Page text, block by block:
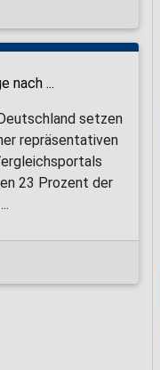
nach ...
setzen
repräsentativen
23 Prozent der